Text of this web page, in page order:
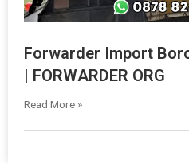
Forwarder Import
| FORWARDER ORG
Read More »